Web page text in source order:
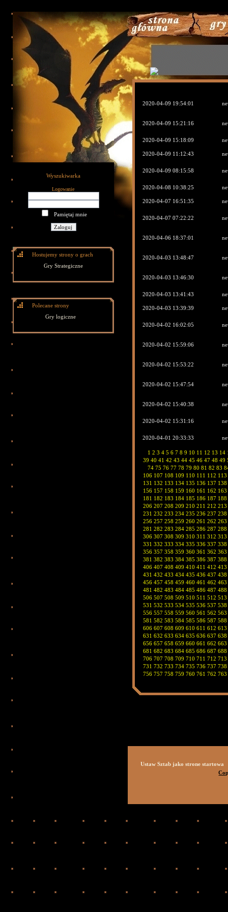
Wyszukiwarka
Logowanie
Pamiętaj mnie
Hostujemy strony o grach
Gry Strategiczne
Polecane strony
Gry logiczne
2020-04-09 19:54:01
2020-04-09 15:21:16
2020-04-09 15:18:09
2020-04-09 11:12:43
2020-04-09 08:15:58
2020-04-08 10:38:25
2020-04-07 16:51:35
2020-04-07 07:22:22
2020-04-06 18:37:01
2020-04-03 13:48:47
2020-04-03 13:46:30
2020-04-03 13:41:43
2020-04-03 13:39:39
2020-04-02 16:02:05
2020-04-02 15:59:06
2020-04-02 15:53:22
2020-04-02 15:47:54
2020-04-02 15:40:38
2020-04-02 15:31:16
2020-04-01 20:33:33
1 2 3 4 5 6 7 8 9 10 11 12 13 14
39 40 41 42 43 44 45 46 47 48 49
74 75 76 77 78 79 80 81 82 83
106 107 108 109 110 111 112 113
131 132 133 134 135 136 137 138
156 157 158 159 160 161 162 163
181 182 183 184 185 186 187 188
206 207 208 209 210 211 212 213
231 232 233 234 235 236 237 238
256 257 258 259 260 261 262 263
281 282 283 284 285 286 287 288
306 307 308 309 310 311 312 313
331 332 333 334 335 336 337 338
356 357 358 359 360 361 362 363
381 382 383 384 385 386 387 388
406 407 408 409 410 411 412 413
431 432 433 434 435 436 437 438
456 457 458 459 460 461 462 463
481 482 483 484 485 486 487 488
506 507 508 509 510 511 512 513
531 532 533 534 535 536 537 538
556 557 558 559 560 561 562 563
581 582 583 584 585 586 587 588
606 607 608 609 610 611 612 613
631 632 633 634 635 636 637 638
656 657 658 659 660 661 662 663
681 682 683 684 685 686 687 688
706 707 708 709 710 711 712 713
731 732 733 734 735 736 737 738
756 757 758 759 760 761 762 763
Ustaw Sztab jako strone startowa